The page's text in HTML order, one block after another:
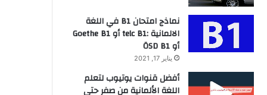
نماذج امتحان B1 في اللغة
الالمانية :telc B1 أو Goethe B1
أو ÖSD B1
يناير 17, 2021
أفضل قنوات يوتيوب لتعلم
اللغة الألمانية من صفر حتى